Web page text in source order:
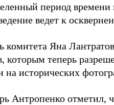
период
ведет к
комитета Яна
которым теперь
на исторических
Антропенко отметил,